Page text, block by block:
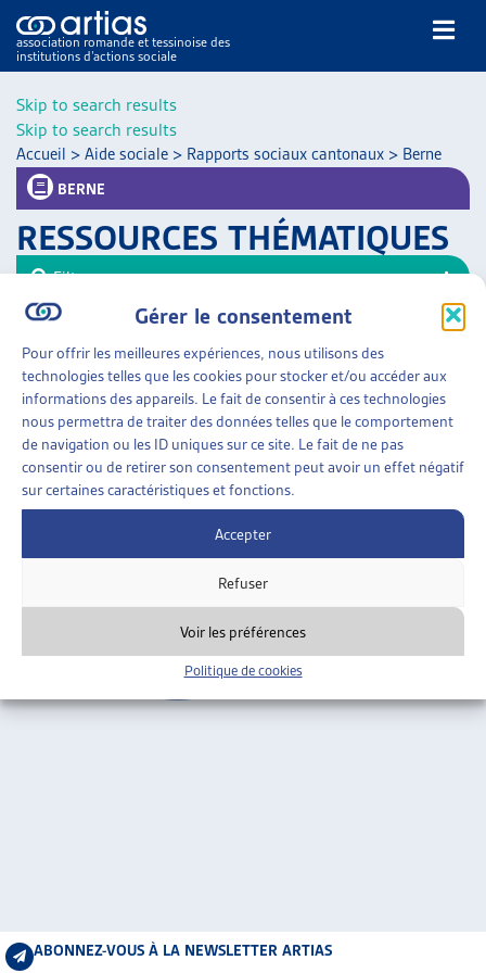
Skip to search results
Gérer le consentement
Pour offrir les meilleures expériences, nous utilisons des
technologies telles que les cookies pour stocker et/ou accéder aux
informations des appareils. Le fait de consentir à ces technologies
nous permettra de traiter des données telles que le comportement
de navigation ou les ID uniques sur ce site. Le fait de ne pas
consentir ou de retirer son consentement peut avoir un effet négatif
sur certaines caractéristiques et fonctions.
Accepter
Refuser
Voir les préférences
Politique de cookies
Skip to search results
association romande et tessinoise des
institutions d’actions sociale
NOS PUBLICATIONS
DOSSIERS DU MOIS
VEILLE
RESSOURCES
THÉMATIQUES
GUIDE SOCIAL ROMAND
AUTRES
ARTIAS
PROJETS ET ACTIVITÉS
Accueil > Aide sociale > Rapports sociaux cantonaux > Berne
BERNE
RESSOURCES THÉMATIQUES
AIDE SOCIALE»RAPPORTS SOCIAUX CANTONAUX
»BERNE
RAPPORTS SOCIAUX
Canton de Berne, dès 2008
Berne
Filtrer
Trier
ABONNEZ-VOUS À LA NEWSLETTER ARTIAS